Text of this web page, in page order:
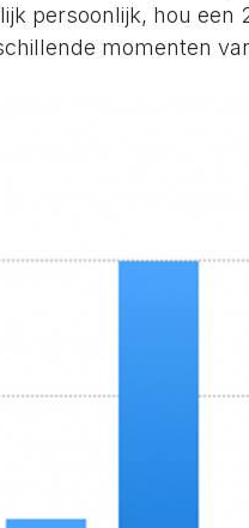
persoonlijk, hou een
momenten